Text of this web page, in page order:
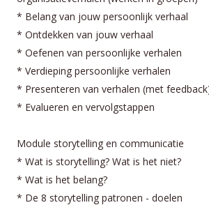
* Belang van jouw persoonlijk verhaal
* Ontdekken van jouw verhaal
* Oefenen van persoonlijke verhalen
* Verdieping persoonlijke verhalen
* Presenteren van verhalen (met
* Evalueren en vervolgstappen
Module storytelling en communicatie
* Wat is storytelling? Wat is het niet?
* Wat is het belang?
* De 8 storytelling patronen - doelen